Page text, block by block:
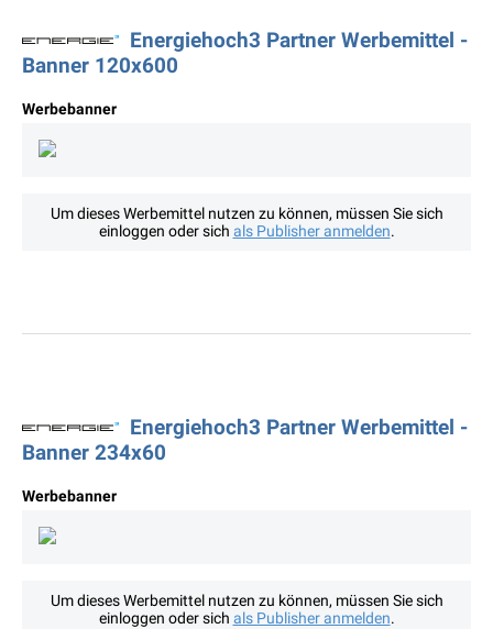
Energiehoch3 Partner Werbemittel -
Banner 120x600
Werbebanner
Um dieses Werbemittel nutzen zu können, müssen Sie sich
einloggen oder sich als Publisher anmelden.
Energiehoch3 Partner Werbemittel -
Banner 234x60
Werbebanner
Um dieses Werbemittel nutzen zu können, müssen Sie sich
einloggen oder sich als Publisher anmelden.